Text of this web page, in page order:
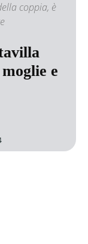
coppia, è
e